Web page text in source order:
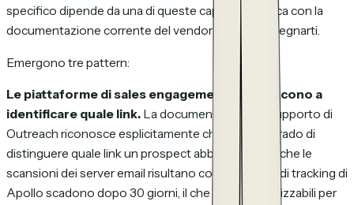
specifico dipende da una di queste capacità, verifica con la
documentazione corrente del vendor prima di impegnarti.
Emergono tre pattern:
Le piattaforme di sales engagement non riescono a
identificare quale link. La documentazione di supporto di
Outreach riconosce esplicitamente che non è in grado di
distinguere quale link un prospect abbia cliccato e che le
scansioni dei server email risultano come clic. I link di tracking di
Apollo scadono dopo 30 giorni, il che li rende inutilizzabili per